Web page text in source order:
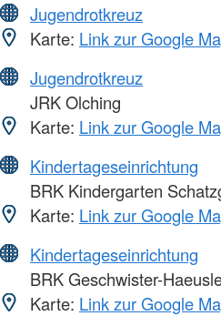
Jugendrotkreuz
Karte: Link zur Google
Jugendrotkreuz
JRK Olching
Karte: Link zur Google
Kindertageseinrichtung
BRK Kindergarten
Karte: Link zur Google
Kindertageseinrichtung
BRK Geschwister-
Karte: Link zur Google